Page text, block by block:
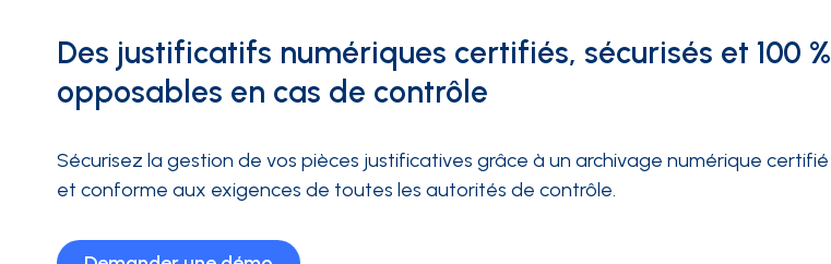
INTÉGRATIONS
Des justificatifs numériques certifiés, sécurisés et 100 %
opposables en cas de contrôle
Sécurisez la gestion de vos pièces justificatives grâce à un archivage numérique certifié
et conforme aux exigences de toutes les autorités de contrôle.